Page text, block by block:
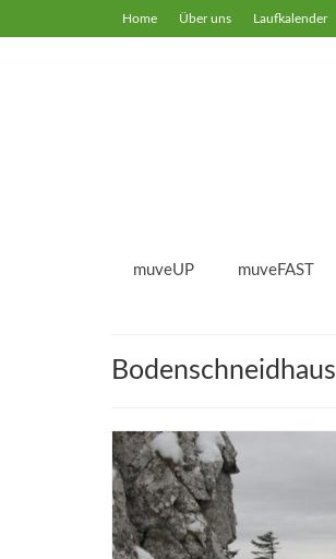
Home Über uns Laufkalender
muveUP muveFAST
Bodenschneidhaus